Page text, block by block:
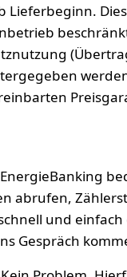
abrufen,
und
Gespräch